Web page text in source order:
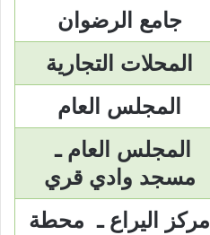
جامع الرضوان
المحلات التجارية
المجلس العام
المجلس العام ـ
مسجد وادي قري
مركز اليراع ـ محطة